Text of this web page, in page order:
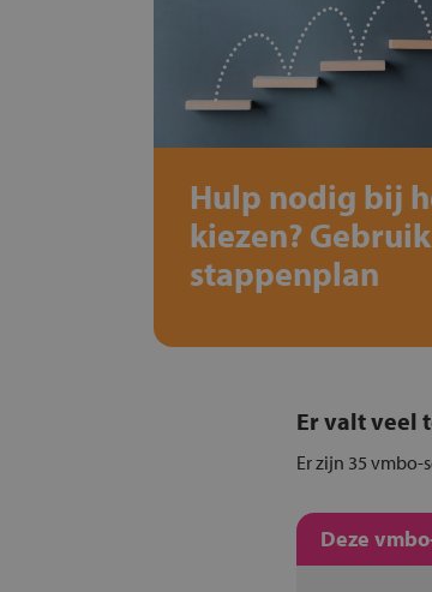
Hulp nodig bij
kiezen?
stappenplan
Er valt veel
Er zijn 35
Deze